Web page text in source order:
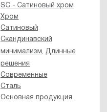
SC - Сатиновый хром
Хром
Сатиновый
Скандинавский
минимализм
Длинные
решения
Современные
Сталь
Основная продукция